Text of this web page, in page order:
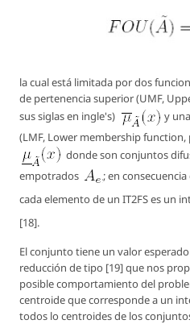
la cual está limitada por dos
de pertenenciasuperior(UMF,
sus siglas en ingle's)
y
(LMF, Lower membership function,
donde son conjuntos
empotrados
; en
cada elemento de un IT2FS es un
[18].
El conjunto tiene un valor
reducción de tipo [19] que nos
posible comportamiento del
centroide que corresponde a un
todos lo centroides de los